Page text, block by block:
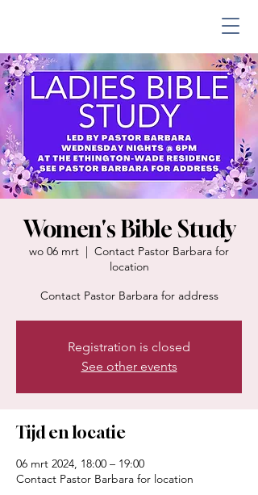
Women's Bible Study
wo 06 mrt
  |
Contact Pastor Barbara for
location
Contact Pastor Barbara for address
Registration is closed
See other events
Tijd en locatie
06 mrt 2024, 18:00 – 19:00
Contact Pastor Barbara for location